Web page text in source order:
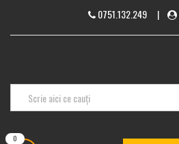
0751.132.249|
0